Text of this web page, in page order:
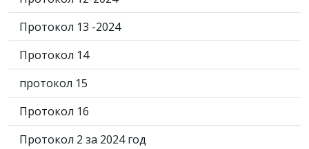
Протокол 13 -2024
Протокол 14
протокол 15
Протокол 16
Протокол 2 за 2024 год